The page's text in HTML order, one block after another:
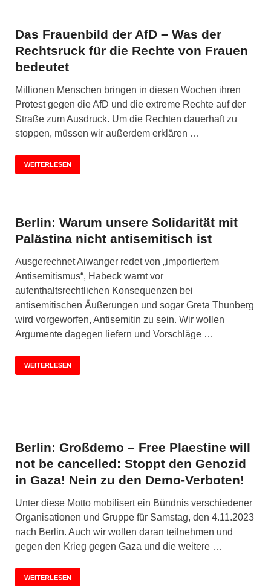
Das Frauenbild der AfD – Was der
Rechtsruck für die Rechte von Frauen
bedeutet
Millionen Menschen bringen in diesen Wochen ihren
Protest gegen die AfD und die extreme Rechte auf der
Straße zum Ausdruck. Um die Rechten dauerhaft zu
stoppen, müssen wir außerdem erklären …
WEITERLESEN
Berlin: Warum unsere Solidarität mit
Palästina nicht antisemitisch ist
Ausgerechnet Aiwanger redet von „importiertem
Antisemitismus“, Habeck warnt vor
aufenthaltsrechtlichen Konsequenzen bei
antisemitischen Äußerungen und sogar Greta Thunberg
wird vorgeworfen, Antisemitin zu sein. Wir wollen
Argumente dagegen liefern und Vorschläge …
WEITERLESEN
Berlin: Großdemo – Free Plaestine will
not be cancelled: Stoppt den Genozid
in Gaza! Nein zu den Demo-Verboten!
Unter diese Motto mobilisert ein Bündnis verschiedener
Organisationen und Gruppe für Samstag, den 4.11.2023
nach Berlin. Auch wir wollen daran teilnehmen und
gegen den Krieg gegen Gaza und die weitere …
WEITERLESEN